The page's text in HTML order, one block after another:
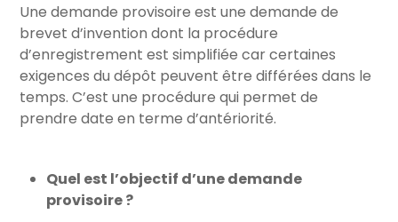
Une demande provisoire est une demande de
brevet d’invention dont la procédure
d’enregistrement est simplifiée car certaines
exigences du dépôt peuvent être différées dans le
temps. C’est une procédure qui permet de
prendre date en terme d’antériorité.
Quel est l’objectif d’une demande
provisoire ?